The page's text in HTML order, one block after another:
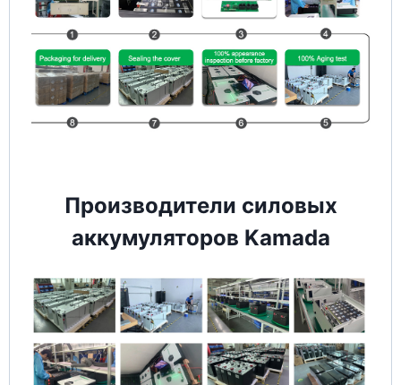
Производители силовых
аккумуляторов Kamada